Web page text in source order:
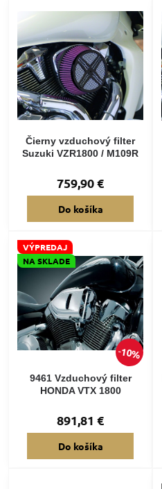
Čierny vzduchový filter
Suzuki VZR1800 / M109R
759,90 €
Do košíka
10%
VÝPREDAJ
NA SKLADE
9461 Vzduchový filter
HONDA VTX 1800
891,81 €
Do košíka